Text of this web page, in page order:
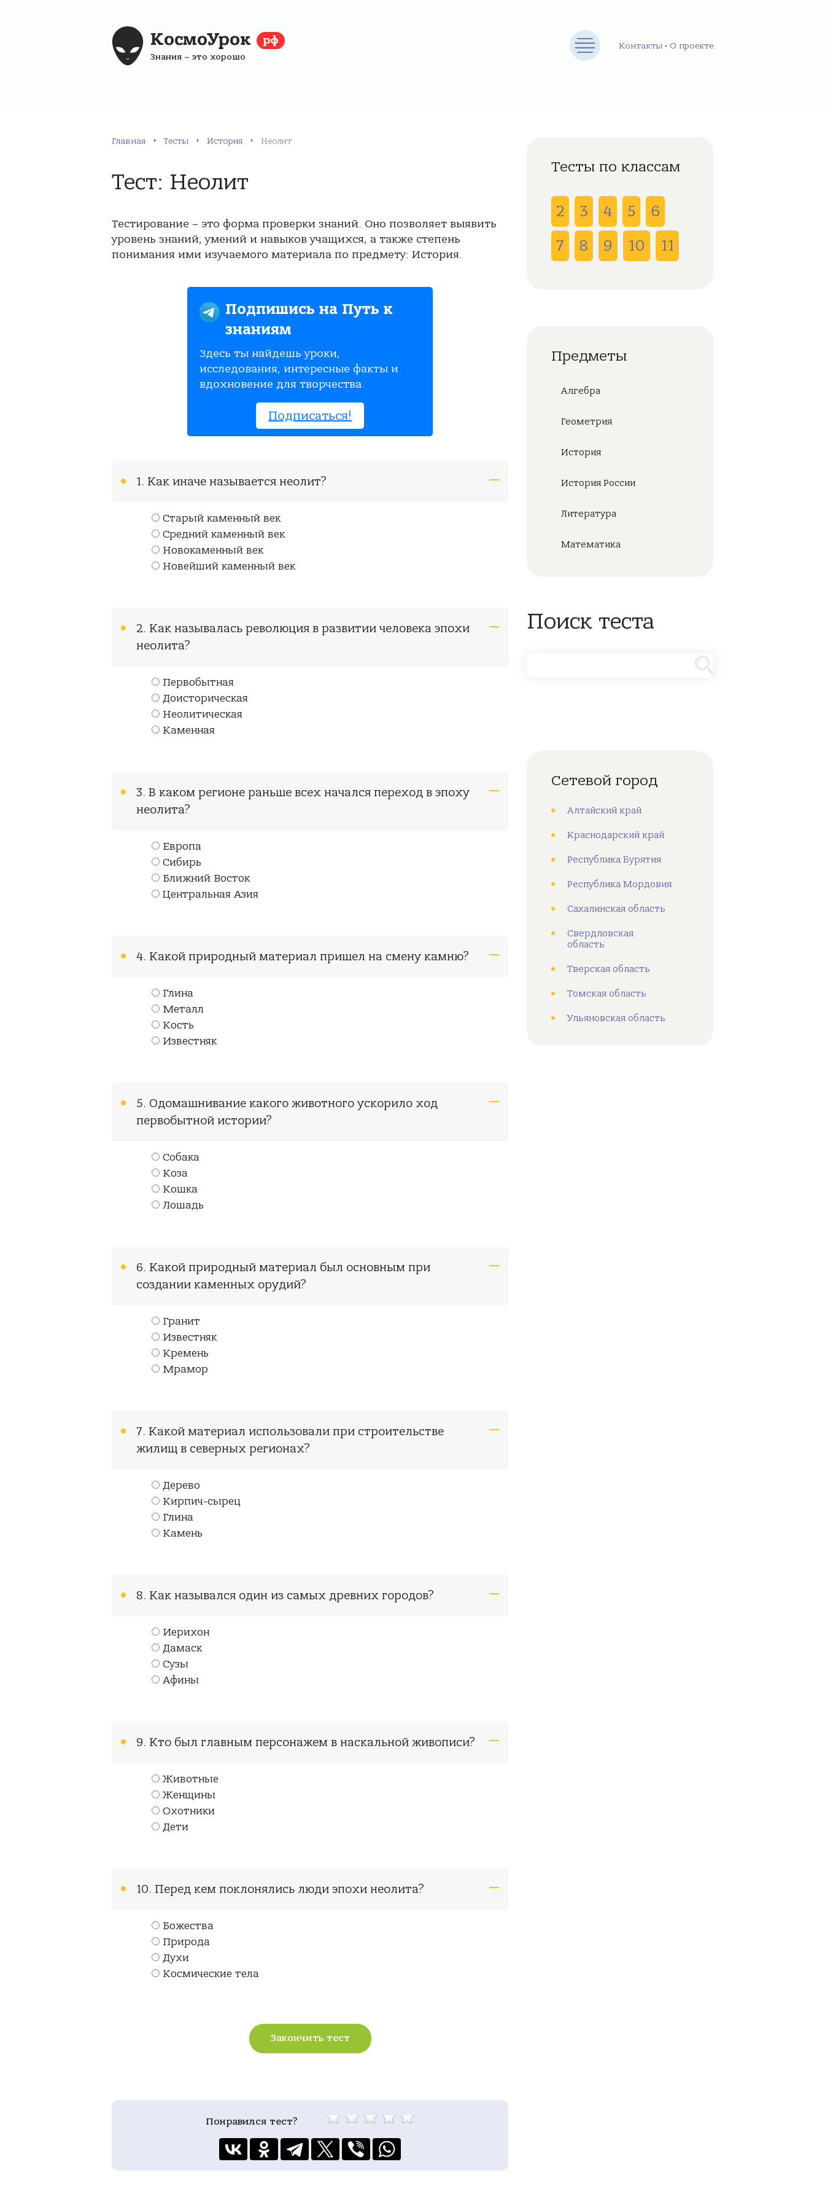
КосмоУрок рф
Знания – это хорошо
Контакты • О проекте
Главная Тесты История Неолит
Тест: Неолит
Тестирование – это форма проверки знаний. Оно позволяет выявить
уровень знаний, умений и навыков учащихся, а также степень
понимания ими изучаемого материала по предмету: История.
Подпишись на Путь к
знаниям
Здесь ты найдешь уроки,
исследования, интересные факты и
вдохновение для творчества.
Подписаться!
1. Как иначе называется неолит?
Старый каменный век
Средний каменный век
Новокаменный век
Новейший каменный век
2. Как называлась революция в развитии человека эпохи
неолита?
Первобытная
Доисторическая
Неолитическая
Каменная
3. В каком регионе раньше всех начался переход в эпоху
неолита?
Европа
Сибирь
Ближний Восток
Центральная Азия
4. Какой природный материал пришел на смену камню?
Глина
Металл
Кость
Известняк
5. Одомашнивание какого животного ускорило ход
первобытной истории?
Собака
Коза
Кошка
Лошадь
6. Какой природный материал был основным при
создании каменных орудий?
Гранит
Известняк
Кремень
Мрамор
7. Какой материал использовали при строительстве
жилищ в северных регионах?
Дерево
Кирпич-сырец
Глина
Камень
8. Как назывался один из самых древних городов?
Иерихон
Дамаск
Сузы
Афины
9. Кто был главным персонажем в наскальной живописи?
Животные
Женщины
Охотники
Дети
10. Перед кем поклонялись люди эпохи неолита?
Божества
Природа
Духи
Космические тела
Закончить тест
Понравился тест?
Тесты по классам
2 3 4 5
6
7
8 9 10 11
Предметы
Алгебра
Геометрия
История
История России
Литература
Математика
Поиск теста
Сетевой город
Алтайский край
Краснодарский край
Республика Бурятия
Республика Мордовия
Сахалинская область
Свердловская
область
Тверская область
Томская область
Ульяновская область